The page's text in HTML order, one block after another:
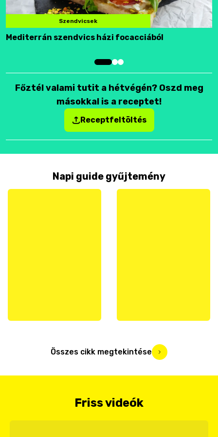
Szendvicsek
Mediterrán szendvics házi focacciából
Főztél valami tutit a hétvégén? Oszd meg
másokkal is a receptet!
Receptfeltöltés
Napi guide gyűjtemény
Összes cikk megtekintése
Friss videók